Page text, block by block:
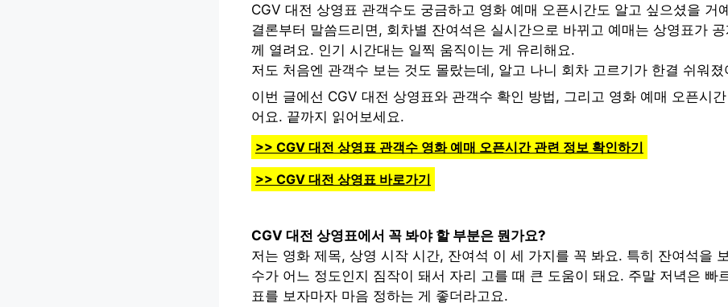
CGV 대전 상영표 관객수도 궁금하고 영화 예매 오픈시간도 알고 싶으셨을 거
결론부터 말씀드리면, 회차별 잔여석은 실시간으로 바뀌고 예매는 상영표가
께 열려요. 인기 시간대는 일찍 움직이는 게 유리해요.
저도 처음엔 관객수 보는 것도 몰랐는데, 알고 나니 회차 고르기가 한결 쉬워졌
이번 글에선 CGV 대전 상영표와 관객수 확인 방법, 그리고 영화 예매 오픈시
어요. 끝까지 읽어보세요.
>> CGV 대전 상영표 관객수 영화 예매 오픈시간 관련 정보 확인하기
>> CGV 대전 상영표 바로가기
CGV 대전 상영표에서 꼭 봐야 할 부분은 뭔가요?
저는 영화 제목, 상영 시작 시간, 잔여석 이 세 가지를 꼭 봐요. 특히 잔여석을
수가 어느 정도인지 짐작이 돼서 자리 고를 때 큰 도움이 돼요. 주말 저녁은 빠
표를 보자마자 마음 정하는 게 좋더라고요.